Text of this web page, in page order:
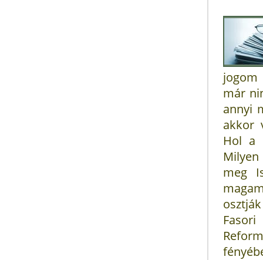
jogom
már
annyi
akkor
Hol a
meg